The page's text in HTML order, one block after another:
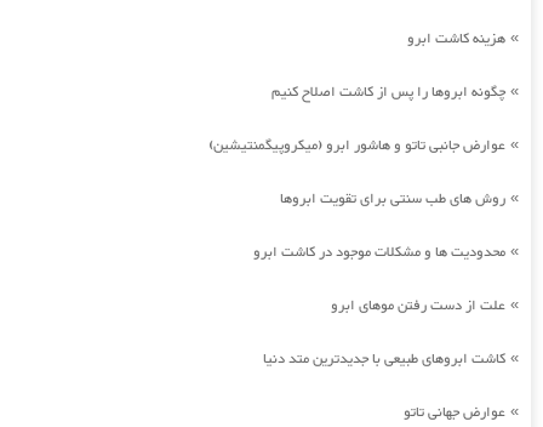
» هزینه کاشت ابرو
» چگونه ابروها را پس از کاشت اصلاح کنیم
» عوارض جانبی تاتو و هاشور ابرو (میکروپیگمنتیشین)
» روش های طب سنتی برای تقویت ابروها
» محدودیت ها و مشکلات موجود در کاشت ابرو
» علت از دست رفتن موهای ابرو
» کاشت ابروهای طبیعی با جدیدترین متد دنیا
» عوارض جهانی تاتو